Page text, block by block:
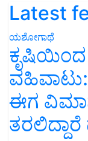
Latest
ಯಶೋಗಾಥೆ
ಈಗ